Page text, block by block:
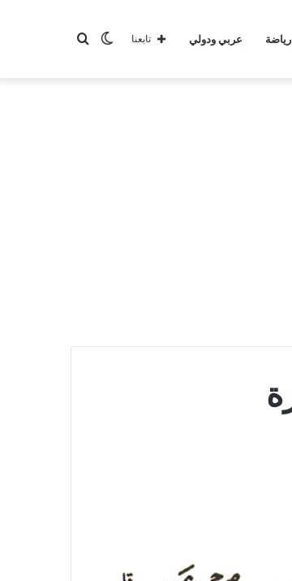
رياضة عربي ودولي بحثالوضع تابعنا